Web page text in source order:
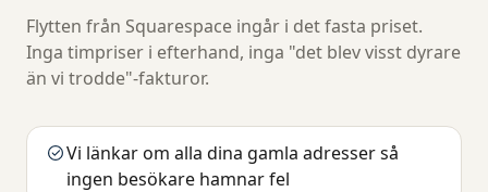
Flytten från Squarespace ingår i det fasta priset.
Inga timpriser i efterhand, inga "det blev visst dyrare
än vi trodde"-fakturor.
Vi länkar om alla dina gamla adresser så
ingen besökare hamnar fel